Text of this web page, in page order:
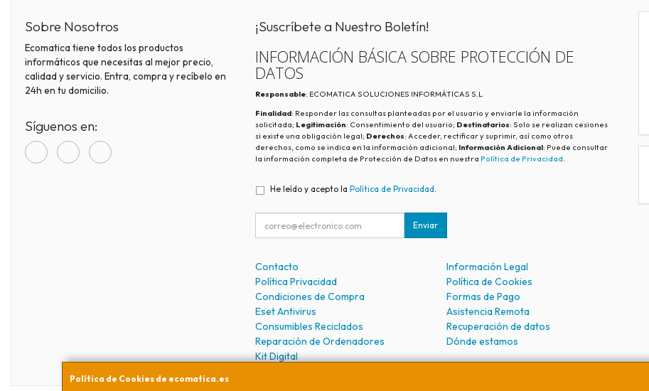
Política de Cookies de ecomatica.es
Sobre Nosotros
Ecomatica tiene todos los productos
informáticos que necesitas al mejor precio,
calidad y servicio. Entra, compra y recíbelo en
24h en tu domicilio.
Síguenos en:
¡Suscríbete a Nuestro Boletín!
INFORMACIÓN BÁSICA SOBRE PROTECCIÓN DE
DATOS
Responsable: ECOMATICA SOLUCIONES INFORMÁTICAS S.L
Finalidad: Responder las consultas planteadas por el usuario y enviarle la información
solicitada; Legitimación: Consentimiento del usuario; Destinatarios: Solo se realizan cesiones
si existe una obligación legal; Derechos: Acceder, rectificar y suprimir, así como otros
derechos, como se indica en la información adicional; Información Adicional: Puede consultar
la información completa de Protección de Datos en nuestra Política de Privacidad.
He leído y acepto la Política de Privacidad.
Enviar
Contacto
Información Legal
Política Privacidad
Política de Cookies
Condiciones de Compra
Formas de Pago
Eset Antivirus
Asistencia Remota
Consumibles Reciclados
Recuperación de datos
Reparación de Ordenadores
Dónde estamos
Kit Digital